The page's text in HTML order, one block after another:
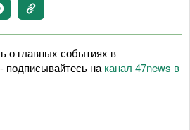
о главных событиях в
подписывайтесь на канал 47news в